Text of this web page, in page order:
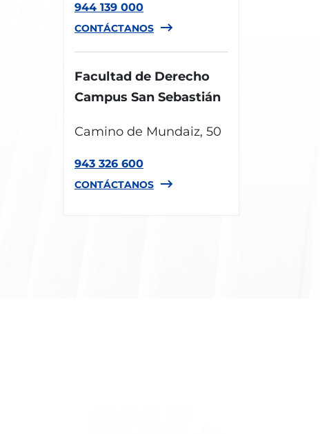
944 139 000
CONTÁCTANOS
Facultad de Derecho
Campus San Sebastián
Camino de Mundaiz, 50
943 326 600
CONTÁCTANOS